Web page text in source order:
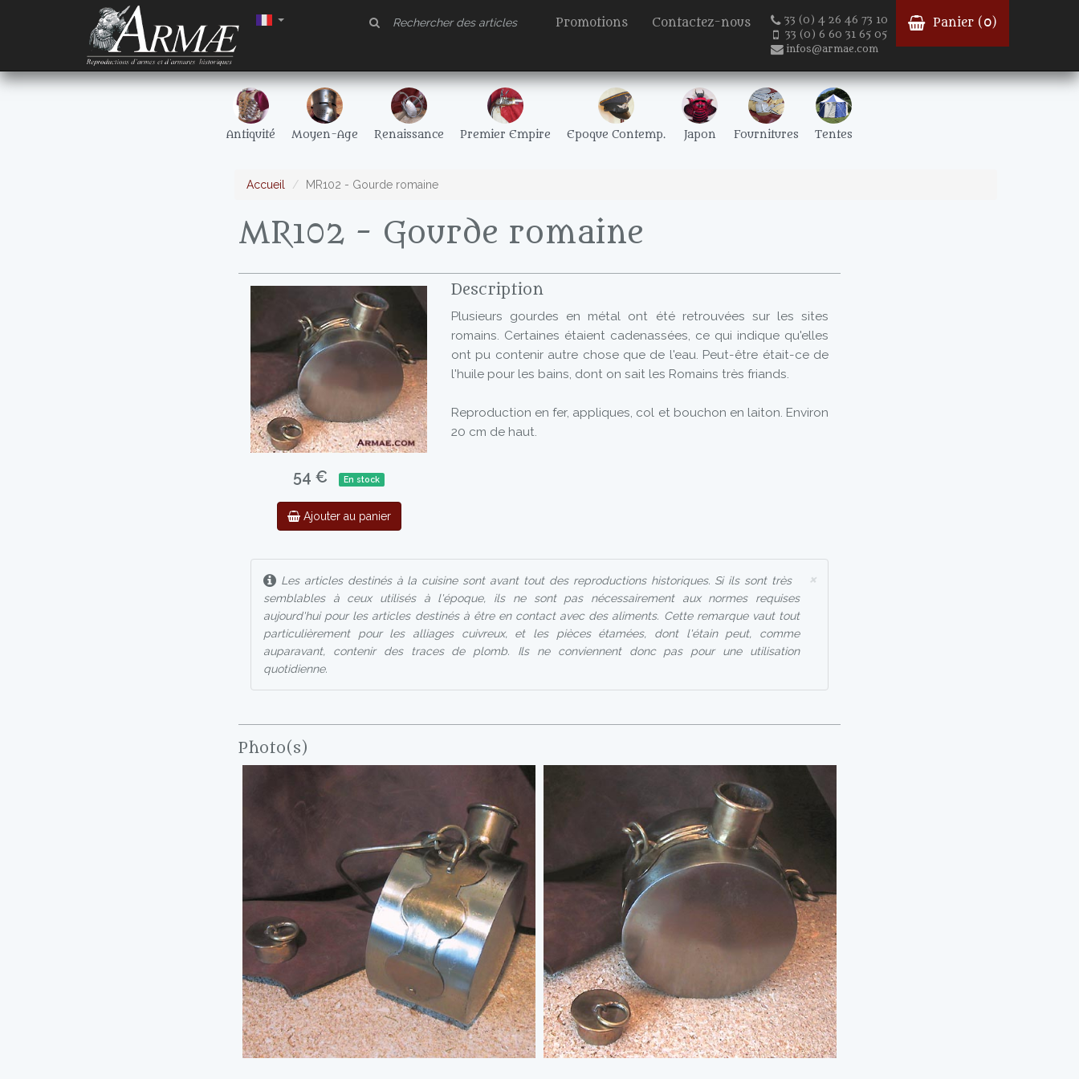
Promotions Contactez-nous
33 (0) 4 26 46 73 10
33 (0) 6 60 31 65 05
infos@armae.com
Panier ( 0)
Antiquité Moyen-Age Renaissance Premier Empire Epoque Contemp. Japon Fournitures Tentes
Accueil MR102 - Gourde romaine
MR102 - Gourde romaine
54 € En stock
Ajouter au panier
Description
Plusieurs gourdes en métal ont été retrouvées sur les sites
romains. Certaines étaient cadenassées, ce qui indique qu'elles
ont pu contenir autre chose que de l'eau. Peut-être était-ce de
l'huile pour les bains, dont on sait les Romains très friands.
Reproduction en fer, appliques, col et bouchon en laiton. Environ
20 cm de haut.
×
Les articles destinés à la cuisine sont avant tout des reproductions historiques. Si ils sont très
semblables à ceux utilisés à l'époque, ils ne sont pas nécessairement aux normes requises
aujourd'hui pour les articles destinés à être en contact avec des aliments. Cette remarque vaut tout
particulièrement pour les alliages cuivreux, et les pièces étamées, dont l'étain peut, comme
auparavant, contenir des traces de plomb. Ils ne conviennent donc pas pour une utilisation
quotidienne.
Photo(s)